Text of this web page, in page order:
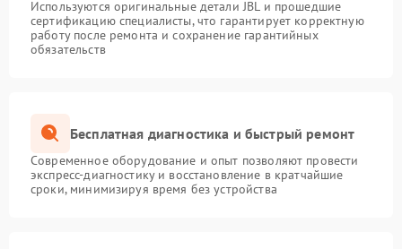
Используются оригинальные детали JBL и прошедшие
сертификацию специалисты, что гарантирует корректную
работу после ремонта и сохранение гарантийных
обязательств
Бесплатная диагностика и быстрый ремонт
Современное оборудование и опыт позволяют провести
экспресс-диагностику и восстановление в кратчайшие
сроки, минимизируя время без устройства